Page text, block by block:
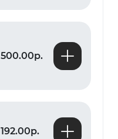
500.00р.
192.00р.